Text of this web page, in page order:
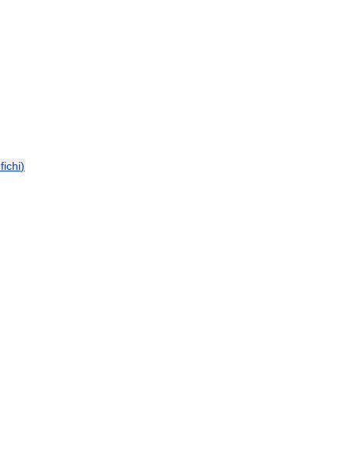
fichi)